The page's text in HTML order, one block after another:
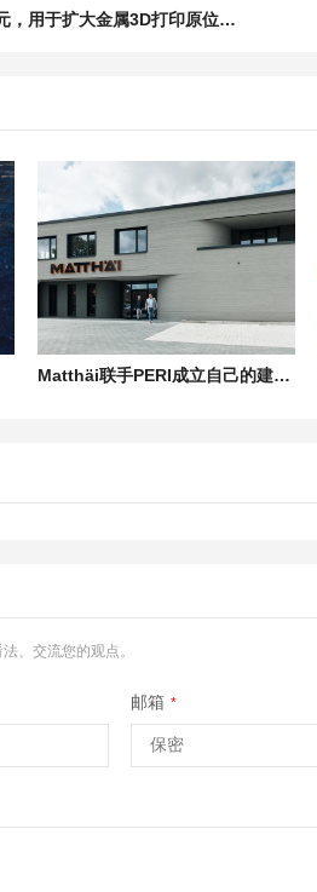
上一篇：Phase3D融资290万美元，用于扩大金属3D打印原位检测规模
Matthäi联手PERI成立自己的建筑3D打印部门
、交流您的观点。
邮箱 *